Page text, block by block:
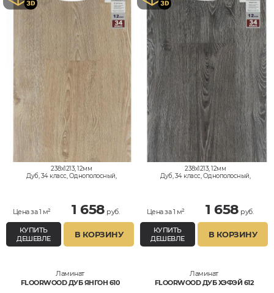
238x1213, 12мм
Дуб, 34 класс, Однополосный,
Цена за 1 м² 1 658 руб.
КУПИТЬ
ДЕШЕВЛЕ
В КОРЗИНУ
238x1213, 12мм
Дуб, 34 класс, Однополосный,
Цена за 1 м² 1 658 руб.
КУПИТЬ
ДЕШЕВЛЕ
В КОРЗИНУ
Ламинат
FLOORWOOD ДУБ ЯНГОН 610
Ламинат
FLOORWOOD ДУБ ХЭФЭЙ 612